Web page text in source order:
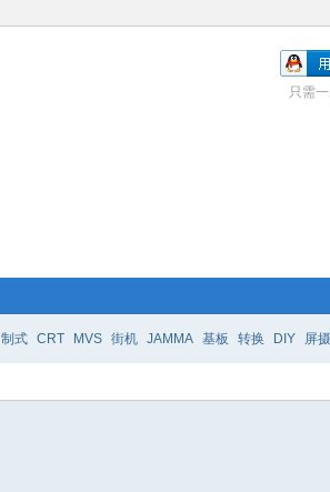
只需
制式 CRT MVS 街机 JAMMA 基板 转换 DIY 屏摄